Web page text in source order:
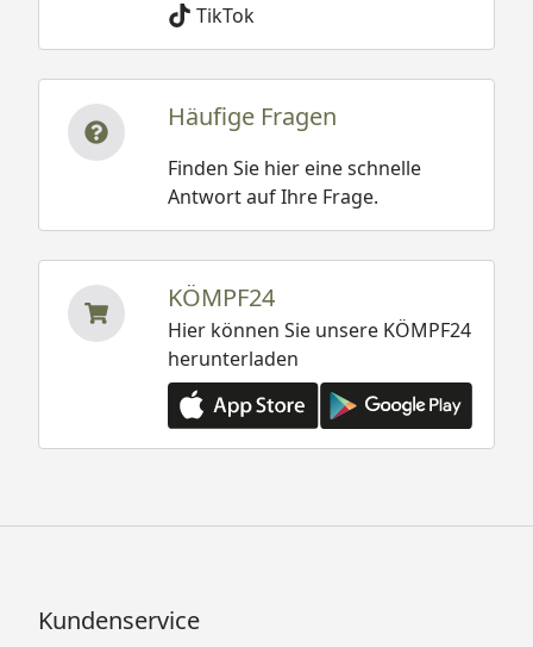
TikTok
Häufige Fragen
Finden Sie hier eine schnelle
Antwort auf Ihre Frage.
KÖMPF24
Hier können Sie unsere KÖMPF24
herunterladen
Kundenservice